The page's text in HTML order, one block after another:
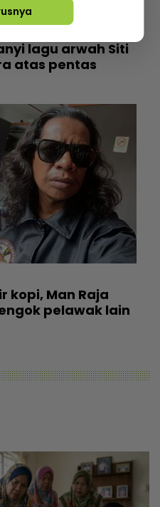
masuk tandas
lagu arwah Siti
atas pentas
kopi, Man Raja
pelawak lain